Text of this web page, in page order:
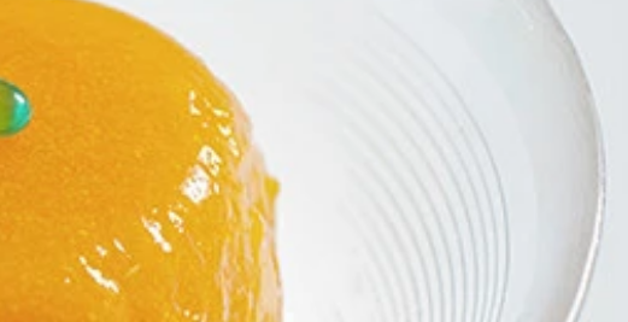
に液体のため切りすぎると飛び散るので要注意。最初は少しずつ削
コの破片も入ってしまうがこの時点では気にしなくて大丈夫。手際
ンデーを注ぐグラスはあらかじめ冷蔵庫か冷凍庫に入れて冷やして
のかに漂う優しい味に包まれよう。もちろんロックやお湯割りにし